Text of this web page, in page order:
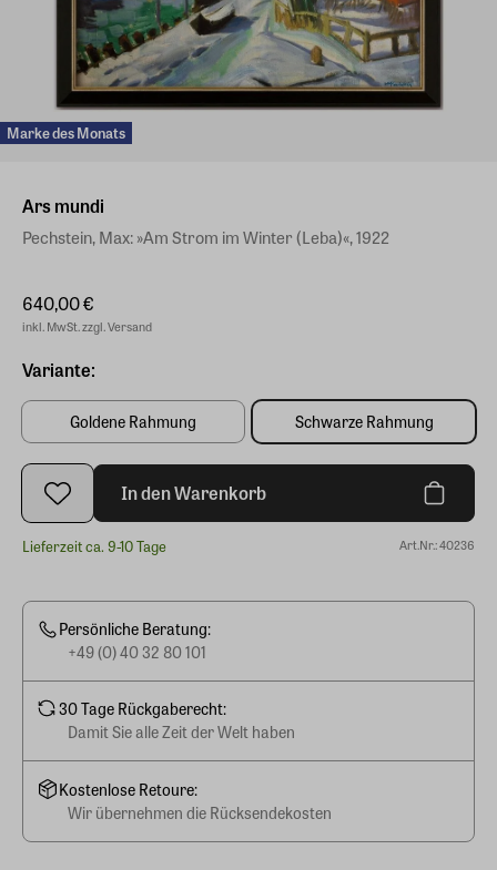
Marke des Monats
Ars mundi
Pechstein, Max: »Am Strom im Winter (Leba)«, 1922
640,00 €
inkl. MwSt. zzgl. Versand
Variante:
Goldene Rahmung Schwarze Rahmung
In den Warenkorb
Lieferzeit ca. 9-10 Tage Art.Nr.: 40236
Persönliche Beratung:
+49 (0) 40 32 80 101
30 Tage Rückgaberecht:
Damit Sie alle Zeit der Welt haben
Kostenlose Retoure:
Wir übernehmen die Rücksendekosten